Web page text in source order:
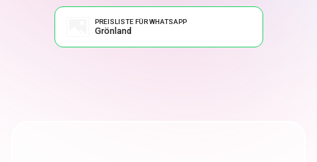
PREISLISTE FÜR WHATSAPP
Grönland